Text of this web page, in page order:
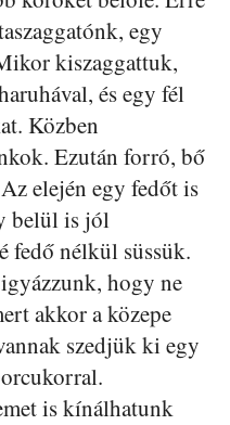
egy
kiszaggattuk,
és egy fél
Közben
Ezután forró, bő
elején egy fedőt is
belül is jól
fedő nélkül süssük.
hogy ne
akkor a közepe
szedjük ki egy
is kínálhatunk